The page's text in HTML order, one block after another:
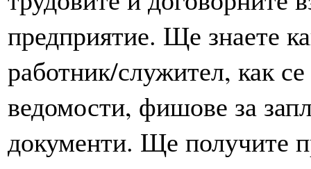
предприятие. Ще знаете
работник/служител, как
ведомости, фишове за
документи. Ще получите